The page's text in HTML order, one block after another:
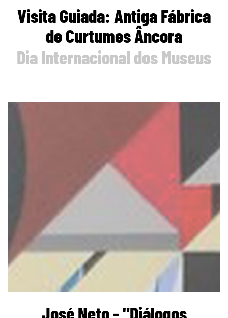
Visita Guiada: Antiga Fábrica
de Curtumes Âncora
Dia Internacional dos Museus
page
José Neto - "Diálogos